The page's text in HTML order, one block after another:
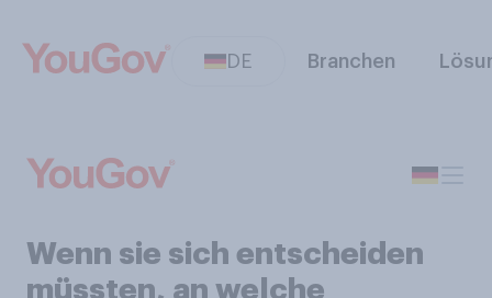
DE Branchen
Wenn sie sich entscheiden
müssten, an welche